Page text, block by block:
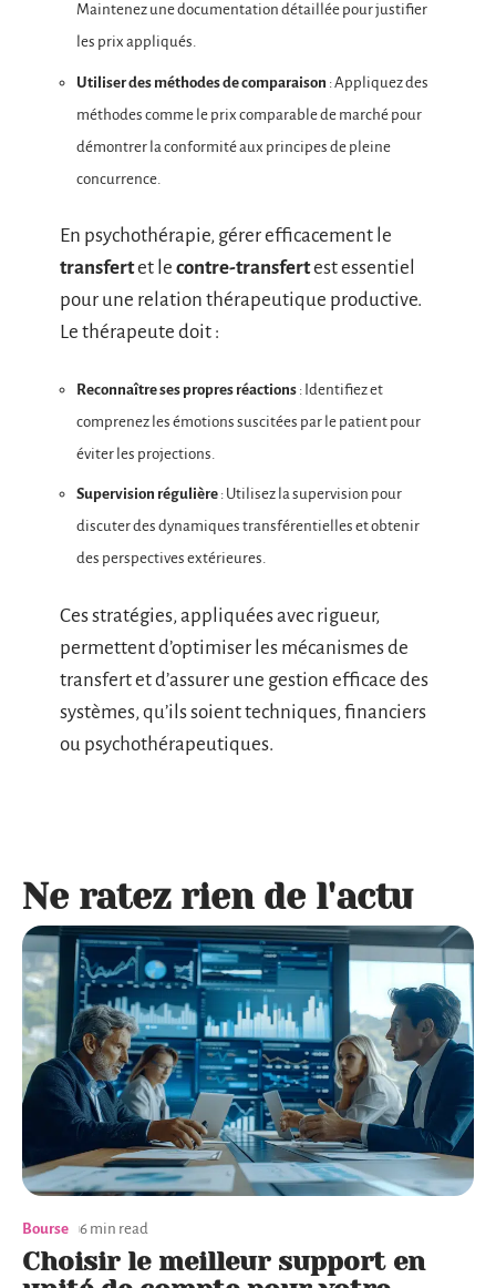
Maintenez une documentation détaillée pour justifier
les prix appliqués.
Utiliser des méthodes de comparaison : Appliquez des
méthodes comme le prix comparable de marché pour
démontrer la conformité aux principes de pleine
concurrence.
En psychothérapie, gérer efficacement le
transfertet le contre-transfertest essentiel
pour une relation thérapeutique productive.
Le thérapeute doit :
Reconnaître ses propres réactions : Identifiez et
comprenez les émotions suscitées par le patient pour
éviter les projections.
Supervision régulière : Utilisez la supervision pour
discuter des dynamiques transférentielles et obtenir
des perspectives extérieures.
Ces stratégies, appliquées avec rigueur,
permettent d’optimiser les mécanismes de
transfert et d’assurer une gestion efficace des
systèmes, qu’ils soient techniques, financiers
ou psychothérapeutiques.
Ne ratez rien de l'actu
Bourse 6 min read
Choisir le meilleur support en